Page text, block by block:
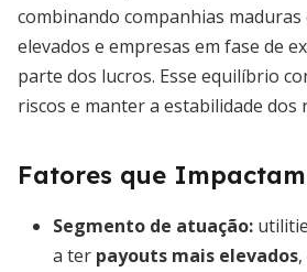
combinando companhias maduras
elevados e empresas em fase de
parte dos lucros. Esse equilíbrio
riscos e manter a estabilidade dos
Fatores que
Segmento de atuação:
a ter payouts mais elevados